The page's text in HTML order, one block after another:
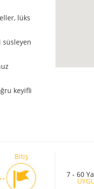
lüks
süsleyen
keyifli
Bitiş
7 - 60